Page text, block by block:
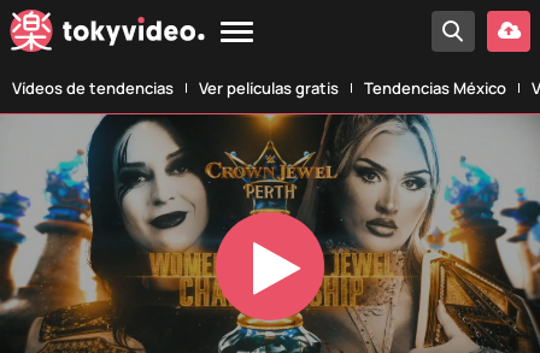
Vídeos de tendencias Ver películas gratis Tendencias México
Play